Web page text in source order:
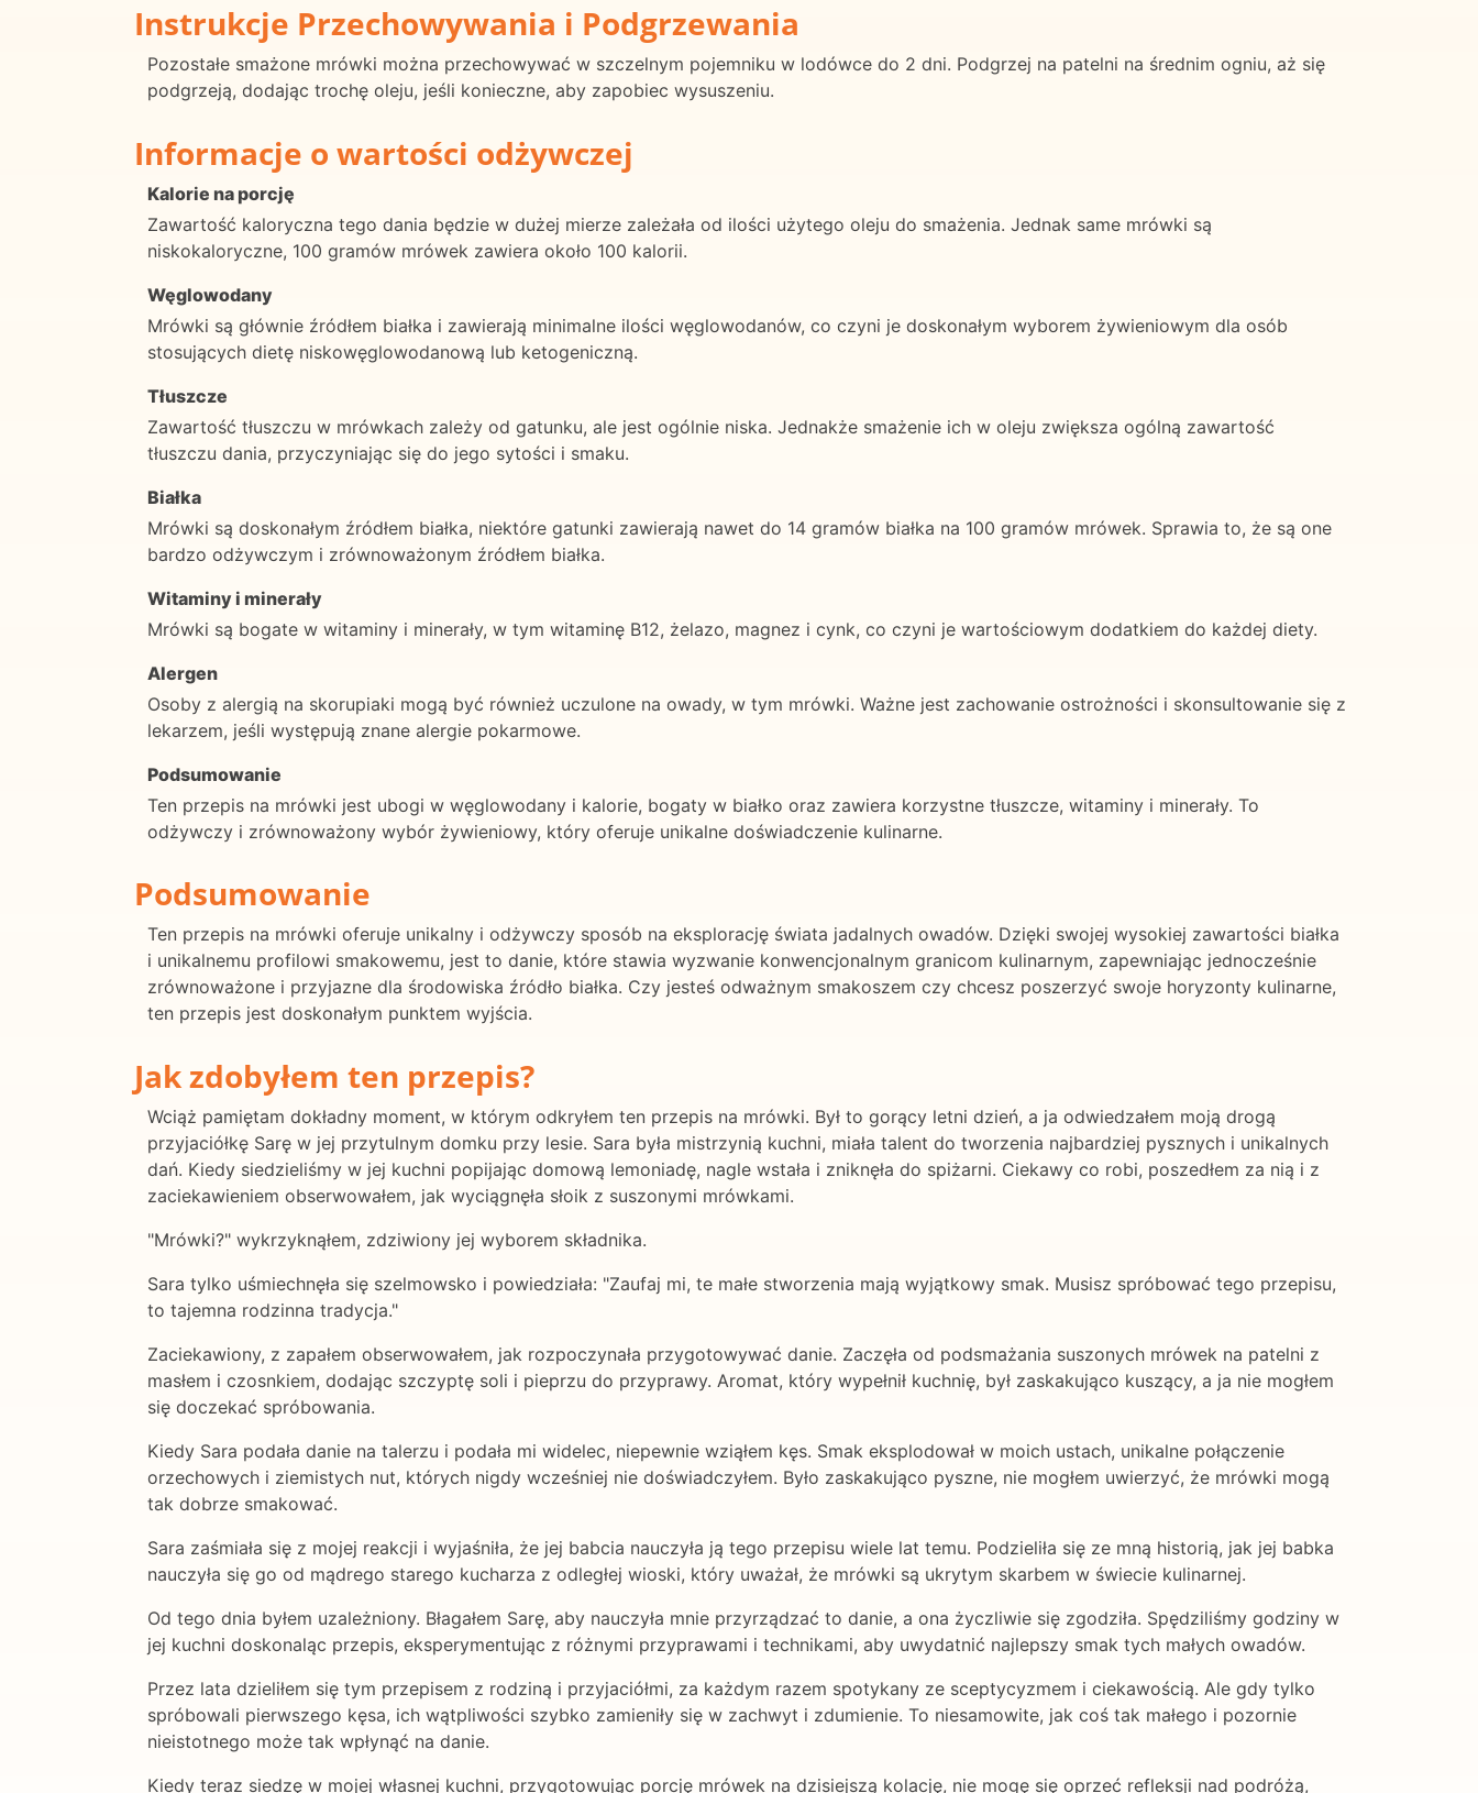
Instrukcje Przechowywania i Podgrzewania
Pozostałe smażone mrówki można przechowywać w szczelnym pojemniku w lodówce do 2 dni. Podgrzej na patelni na średnim ogniu, aż się
podgrzeją, dodając trochę oleju, jeśli konieczne, aby zapobiec wysuszeniu.
Informacje o wartości odżywczej
Kalorie na porcję
Zawartość kaloryczna tego dania będzie w dużej mierze zależała od ilości użytego oleju do smażenia. Jednak same mrówki są
niskokaloryczne, 100 gramów mrówek zawiera około 100 kalorii.
Węglowodany
Mrówki są głównie źródłem białka i zawierają minimalne ilości węglowodanów, co czyni je doskonałym wyborem żywieniowym dla osób
stosujących dietę niskowęglowodanową lub ketogeniczną.
Tłuszcze
Zawartość tłuszczu w mrówkach zależy od gatunku, ale jest ogólnie niska. Jednakże smażenie ich w oleju zwiększa ogólną zawartość
tłuszczu dania, przyczyniając się do jego sytości i smaku.
Białka
Mrówki są doskonałym źródłem białka, niektóre gatunki zawierają nawet do 14 gramów białka na 100 gramów mrówek. Sprawia to, że są one
bardzo odżywczym i zrównoważonym źródłem białka.
Witaminy i minerały
Mrówki są bogate w witaminy i minerały, w tym witaminę B12, żelazo, magnez i cynk, co czyni je wartościowym dodatkiem do każdej diety.
Alergen
Osoby z alergią na skorupiaki mogą być również uczulone na owady, w tym mrówki. Ważne jest zachowanie ostrożności i skonsultowanie się z
lekarzem, jeśli występują znane alergie pokarmowe.
Podsumowanie
Ten przepis na mrówki jest ubogi w węglowodany i kalorie, bogaty w białko oraz zawiera korzystne tłuszcze, witaminy i minerały. To
odżywczy i zrównoważony wybór żywieniowy, który oferuje unikalne doświadczenie kulinarne.
Podsumowanie
Ten przepis na mrówki oferuje unikalny i odżywczy sposób na eksplorację świata jadalnych owadów. Dzięki swojej wysokiej zawartości białka
i unikalnemu profilowi smakowemu, jest to danie, które stawia wyzwanie konwencjonalnym granicom kulinarnym, zapewniając jednocześnie
zrównoważone i przyjazne dla środowiska źródło białka. Czy jesteś odważnym smakoszem czy chcesz poszerzyć swoje horyzonty kulinarne,
ten przepis jest doskonałym punktem wyjścia.
Jak zdobyłem ten przepis?
Wciąż pamiętam dokładny moment, w którym odkryłem ten przepis na mrówki. Był to gorący letni dzień, a ja odwiedzałem moją drogą
przyjaciółkę Sarę w jej przytulnym domku przy lesie. Sara była mistrzynią kuchni, miała talent do tworzenia najbardziej pysznych i unikalnych
dań. Kiedy siedzieliśmy w jej kuchni popijając domową lemoniadę, nagle wstała i zniknęła do spiżarni. Ciekawy co robi, poszedłem za nią i z
zaciekawieniem obserwowałem, jak wyciągnęła słoik z suszonymi mrówkami.
"Mrówki?" wykrzyknąłem, zdziwiony jej wyborem składnika.
Sara tylko uśmiechnęła się szelmowsko i powiedziała: "Zaufaj mi, te małe stworzenia mają wyjątkowy smak. Musisz spróbować tego przepisu,
to tajemna rodzinna tradycja."
Zaciekawiony, z zapałem obserwowałem, jak rozpoczynała przygotowywać danie. Zaczęła od podsmażania suszonych mrówek na patelni z
masłem i czosnkiem, dodając szczyptę soli i pieprzu do przyprawy. Aromat, który wypełnił kuchnię, był zaskakująco kuszący, a ja nie mogłem
się doczekać spróbowania.
Kiedy Sara podała danie na talerzu i podała mi widelec, niepewnie wziąłem kęs. Smak eksplodował w moich ustach, unikalne połączenie
orzechowych i ziemistych nut, których nigdy wcześniej nie doświadczyłem. Było zaskakująco pyszne, nie mogłem uwierzyć, że mrówki mogą
tak dobrze smakować.
Sara zaśmiała się z mojej reakcji i wyjaśniła, że jej babcia nauczyła ją tego przepisu wiele lat temu. Podzieliła się ze mną historią, jak jej babka
nauczyła się go od mądrego starego kucharza z odległej wioski, który uważał, że mrówki są ukrytym skarbem w świecie kulinarnej.
Od tego dnia byłem uzależniony. Błagałem Sarę, aby nauczyła mnie przyrządzać to danie, a ona życzliwie się zgodziła. Spędziliśmy godziny w
jej kuchni doskonaląc przepis, eksperymentując z różnymi przyprawami i technikami, aby uwydatnić najlepszy smak tych małych owadów.
Przez lata dzieliłem się tym przepisem z rodziną i przyjaciółmi, za każdym razem spotykany ze sceptycyzmem i ciekawością. Ale gdy tylko
spróbowali pierwszego kęsa, ich wątpliwości szybko zamieniły się w zachwyt i zdumienie. To niesamowite, jak coś tak małego i pozornie
nieistotnego może tak wpłynąć na danie.
Kiedy teraz siedzę w mojej własnej kuchni, przygotowując porcję mrówek na dzisiejszą kolację, nie mogę się oprzeć refleksji nad podróżą,